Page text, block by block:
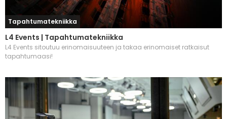
Tapahtumatekniikka
L4 Events | Tapahtumatekniikka
L4 Events sitoutuu erinomaisuuteen ja takaa erinomaiset ratkaisut
tapahtumaasi!